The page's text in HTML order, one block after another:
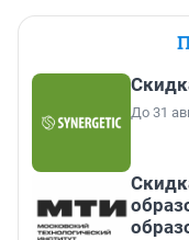
До 31